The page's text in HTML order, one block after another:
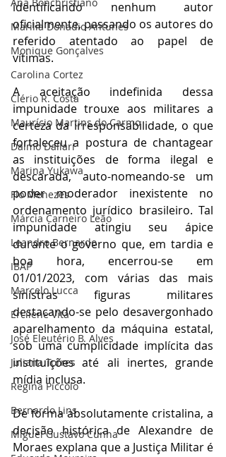
Marilia Donadio Antunes
Monique Gonçalves
Carolina Cortez
Clério R. Costa
Maurício Martins do Carmo
Dalmo Dallari
Marina Yukawa
Flo Menezes
Márcia Carneiro Leão
Leandro Bernardo
IBAP
Marcelo Lucca
Ercilene Vita
José Eleutério B. Alves
Juliana Torres
Regina Piccolo
Bernardo Lins
Miguel Gustavo Cunha
identificando nenhum autor
oficialmente, passando os autores do
referido atentado ao papel de
vítimas.
A aceitação indefinida dessa
impunidade trouxe aos militares a
certeza da irresponsabilidade, o que
fortaleceu a postura de chantagear
as instituições de forma ilegal e
descarada, auto-nomeando-se um
poder moderador inexistente no
ordenamento jurídico brasileiro. Tal
impunidade atingiu seu ápice
durante o governo que, em tardia e
boa hora, encerrou-se em
01/01/2023, com várias das mais
sinistras figuras militares
destacando-se pelo desavergonhado
aparelhamento da máquina estatal,
sob uma cumplicidade implícita das
instituições até ali inertes, grande
mídia inclusa.
De forma absolutamente cristalina, a
decisão histórica de Alexandre de
Moraes explana que a Justiça Militar é